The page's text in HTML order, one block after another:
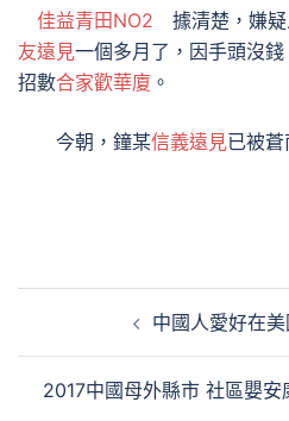
佳益青田NO2 據清楚，嫌疑
友遠見一個多月了，因手頭沒錢
招數合家歡華廈 。
今朝，鐘某信義遠見已被蒼
覽
中國人愛好在
2017中國母外縣市 社區嬰